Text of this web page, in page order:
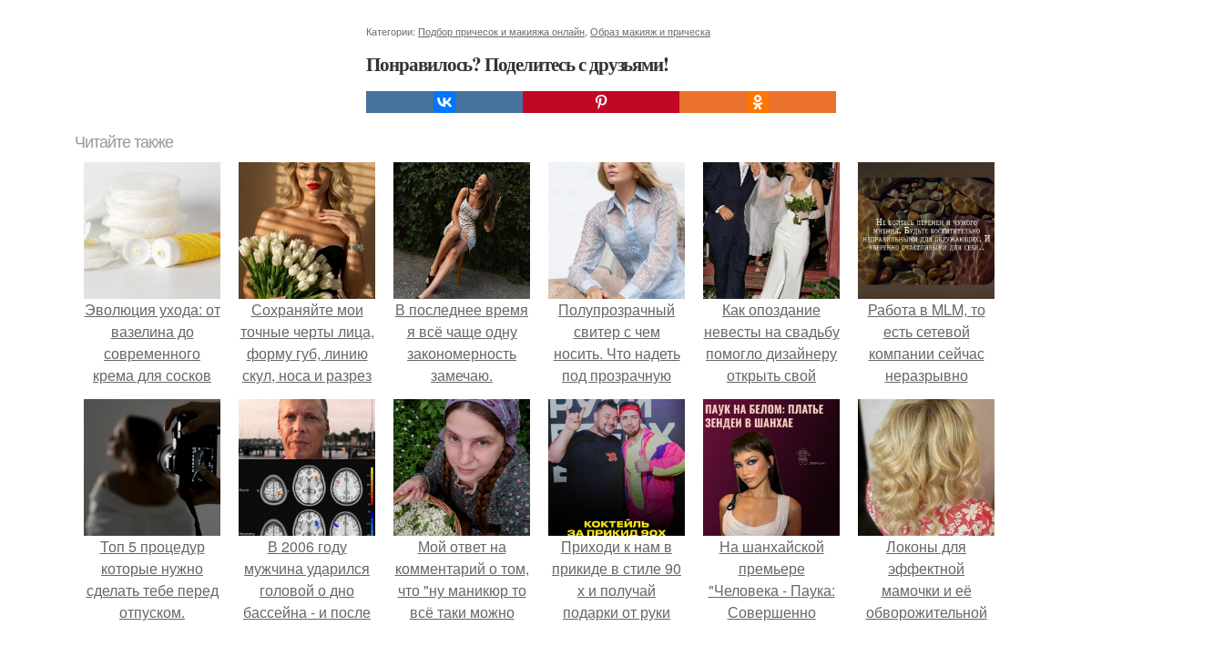
Категории: Подбор причесок и макияжа онлайн Образ макияж и прическа
Понравилось? Поделитесь с друзьями!
Читайте также
Эволюция ухода: от
вазелина до
современного
крема для сосков
Сохраняйте мои
точные черты лица,
форму губ, линию
скул, носа и разрез
глаз.
В последнее время
я всё чаще одну
закономерность
замечаю.
Полупрозрачный
свитер с чем
носить. Что надеть
под прозрачную
блузку?
Как опоздание
невесты на свадьбу
помогло дизайнеру
открыть свой
бренд.
Работа в MLM, то
есть сетевой
компании сейчас
неразрывно
связана с создание
своего контента,
своей страницы в
соц сетях.
Топ 5 процедур
которые нужно
сделать тебе перед
отпуском.
В 2006 году
мужчина ударился
головой о дно
бассейна - и после
Мой ответ на
комментарий о том,
что "ну маникюр то
всё таки можно
Приходи к нам в
прикиде в стиле 90
х и получай
подарки от руки
На шанхайской
премьере
"Человека - Паука:
Совершенно
Локоны для
эффектной
мамочки и её
обворожительной